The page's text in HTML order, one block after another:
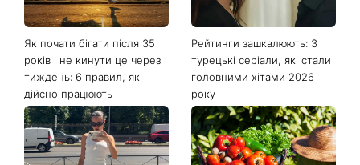
Як почати бігати після 35
років і не кинути це через
тиждень: 6 правил, які
дійсно працюють
Рейтинги зашкалюють: 3
турецькі серіали, які стали
головними хітами 2026
року